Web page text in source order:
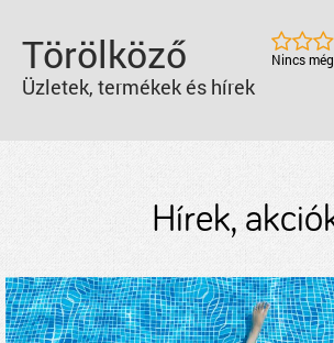
Törölköző
Üzletek, termékek és hírek
Nincs
Hírek,